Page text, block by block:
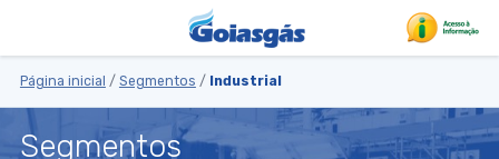
Página inicial / Segmentos / Industrial
Segmentos